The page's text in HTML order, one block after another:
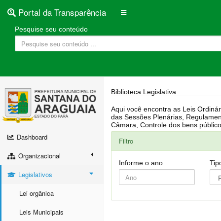
Portal da Transparência
Pesquise seu conteúdo
Dashboard
Organizacional
Legislativos
Lei orgânica
Leis Municipais
Biblioteca Legislativa
Aqui você encontra as Leis Ordinárias, Leis Complementares, Portarias, Decretos, Atas, PPA, LDO, LOA, RREO, Resoluções, RGF,
das Sessões Plenárias, Regulamentação da LAI, Atos de Julgamento do Governo, Agenda Externa do presidente, Relatório do Controle Interno, Projetos em tramitação na
Filtro
Informe o ano